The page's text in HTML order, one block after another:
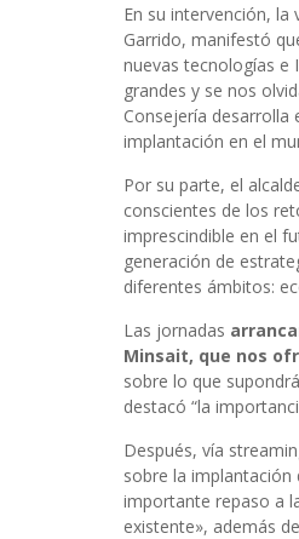
En su intervención, la
Garrido, manifestó
nuevas tecnologías e
grandes y se nos
Consejería desarrolla
implantación en el
Por su parte, el
conscientes de los
imprescindible en el
generación de
diferentes ámbitos:
Las jornadas
Minsait, que nos
sobre lo que
destacó “la
Después, vía
sobre la implantación
importante repaso a
existente», además